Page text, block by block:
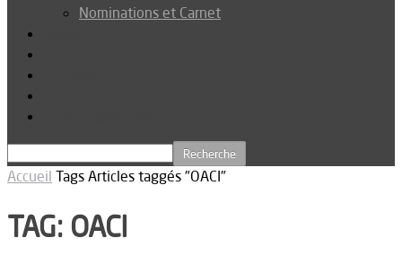
Nominations et Carnet
Accueil Tags Articles taggés "OACI"
TAG: OACI